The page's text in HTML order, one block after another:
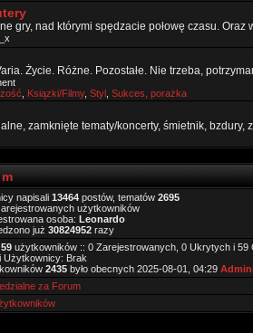
gry, nad którymi spędzacie połowę czasu.
Życie. Różne. Pozostałe. Nie trzeba,
Ksiązki/Filmy, Styl Sukces, porażka
zamknięte tematy/koncerty, śmietnik, bzdury,
napisali 13464 postów, tematów 2695
użytkowników
osoba: Leonardo
już 30824952 razy
59 użytkowników :: 0 Zarejestrowanych, 0 Ukrytych i 59
Użytkownicy: Brak
2435 było obecnych 2025-08-01, 04:29
za Forum